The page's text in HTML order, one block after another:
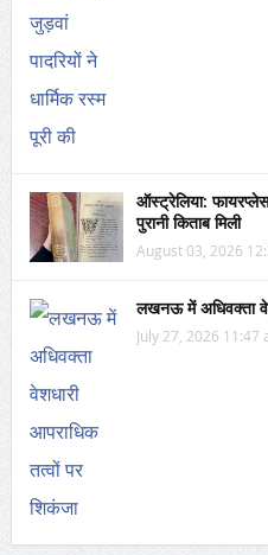
ऑस्ट्रेलिया:
पुरानी किताब मिली
August 03, 2026
लखनऊ में अधिवक्ता
July 27, 2026 11:47